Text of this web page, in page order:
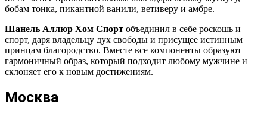
бобам тонка, пикантной ванили, ветиверу и амбре.
Шанель Аллюр Хом Спорт объединил в себе роскошь и
спорт, даря владельцу дух свободы и присущее истинным
принцам благородство. Вместе все компоненты образуют
гармоничный образ, который подходит любому мужчине и
склоняет его к новым достижениям.
Москва